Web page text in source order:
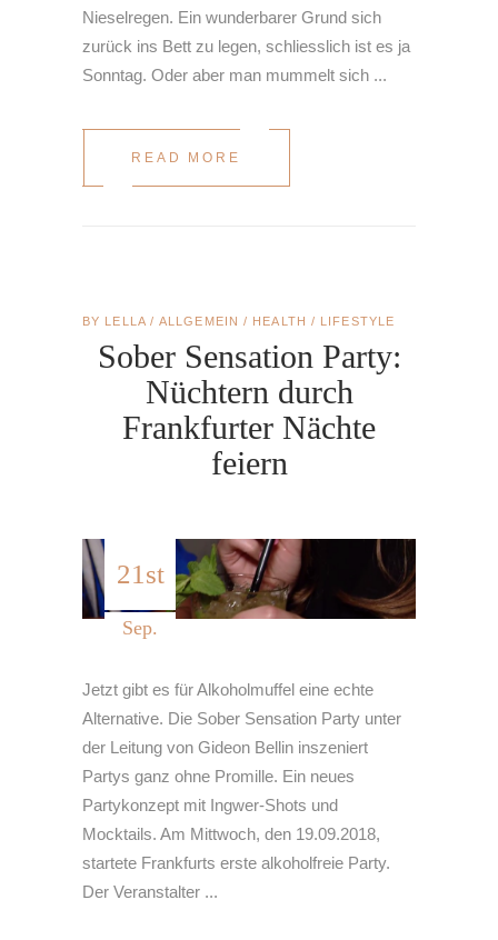
Nieselregen. Ein wunderbarer Grund sich
zurück ins Bett zu legen, schliesslich ist es ja
Sonntag. Oder aber man mummelt sich
READ MORE
BY LELLA ALLGEMEIN / HEALTH / LIFESTYLE
Sober Sensation Party:
Nüchtern durch
Frankfurter Nächte
feiern
21st
Sep.
Jetzt gibt es für Alkoholmuffel eine echte
Alternative. Die Sober Sensation Party unter
der Leitung von Gideon Bellin inszeniert
Partys ganz ohne Promille. Ein neues
Partykonzept mit Ingwer-Shots und
Mocktails. Am Mittwoch, den 19.09.2018,
startete Frankfurts erste alkoholfreie Party.
Der Veranstalter